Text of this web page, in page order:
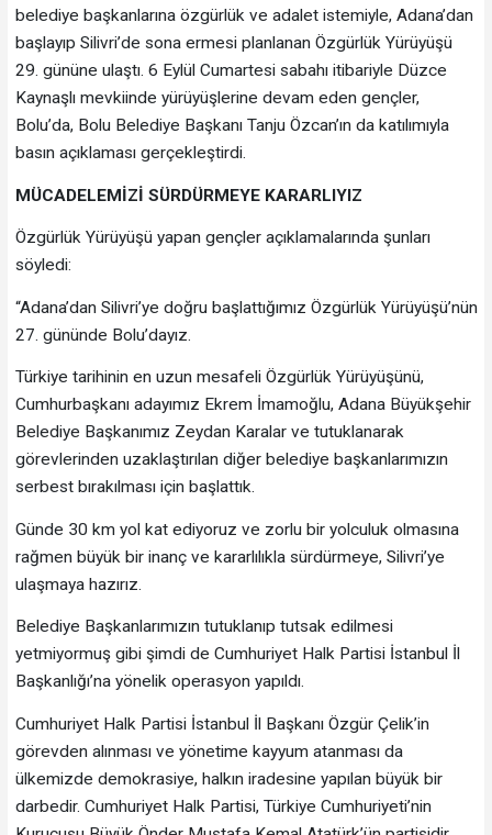
belediye başkanlarına özgürlük ve adalet istemiyle, Adana’dan
başlayıp Silivri’de sona ermesi planlanan Özgürlük Yürüyüşü
29. gününe ulaştı. 6 Eylül Cumartesi sabahı itibariyle Düzce
Kaynaşlı mevkiinde yürüyüşlerine devam eden gençler,
Bolu’da, Bolu Belediye Başkanı Tanju Özcan’ın da katılımıyla
basın açıklaması gerçekleştirdi.
MÜCADELEMİZİ SÜRDÜRMEYE KARARLIYIZ
Özgürlük Yürüyüşü yapan gençler açıklamalarında şunları
söyledi:
“Adana’dan Silivri’ye doğru başlattığımız Özgürlük Yürüyüşü’nün
27. gününde Bolu’dayız.
Türkiye tarihinin en uzun mesafeli Özgürlük Yürüyüşünü,
Cumhurbaşkanı adayımız Ekrem İmamoğlu, Adana Büyükşehir
Belediye Başkanımız Zeydan Karalar ve tutuklanarak
görevlerinden uzaklaştırılan diğer belediye başkanlarımızın
serbest bırakılması için başlattık.
Günde 30 km yol kat ediyoruz ve zorlu bir yolculuk olmasına
rağmen büyük bir inanç ve kararlılıkla sürdürmeye, Silivri’ye
ulaşmaya hazırız.
Belediye Başkanlarımızın tutuklanıp tutsak edilmesi
yetmiyormuş gibi şimdi de Cumhuriyet Halk Partisi İstanbul İl
Başkanlığı’na yönelik operasyon yapıldı.
Cumhuriyet Halk Partisi İstanbul İl Başkanı Özgür Çelik’in
görevden alınması ve yönetime kayyum atanması da
ülkemizde demokrasiye, halkın iradesine yapılan büyük bir
darbedir. Cumhuriyet Halk Partisi, Türkiye Cumhuriyeti’nin